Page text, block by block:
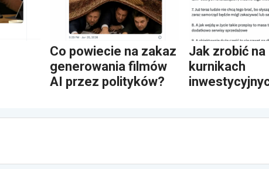
Co powiecie na zakaz
generowania filmów
AI przez polityków?
Jak zrobić na
kurnikach